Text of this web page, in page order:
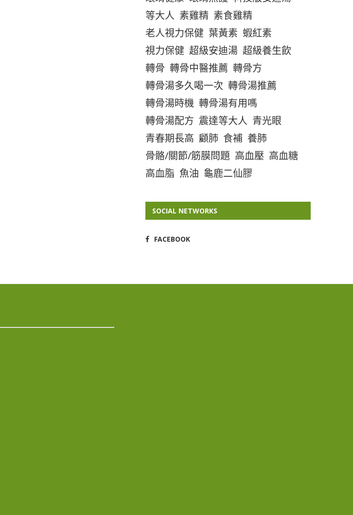
等大人 素雞精 素食雞精
老人視力保健 葉黃素 蝦紅素
視力保健 超級安迪湯 超級養生飲
轉骨 轉骨中醫推薦 轉骨方
轉骨湯多久喝一次 轉骨湯推薦
轉骨湯時機 轉骨湯有用嗎
轉骨湯配方 震達等大人 青光眼
青春期長高 顧肺 食補 養肺
骨骼/關節/筋膜問題 高血壓 高血糖
高血脂 魚油 龜鹿二仙膠
SOCIAL NETWORKS
FACEBOOK